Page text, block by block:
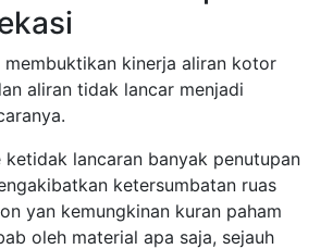
membuktikan kinerja aliran kotor
aliran tidak lancar menjadi
ketidak lancaran banyak penutupan
ketersumbatan ruas
yan kemungkinan kuran paham
oleh material apa saja, sejauh